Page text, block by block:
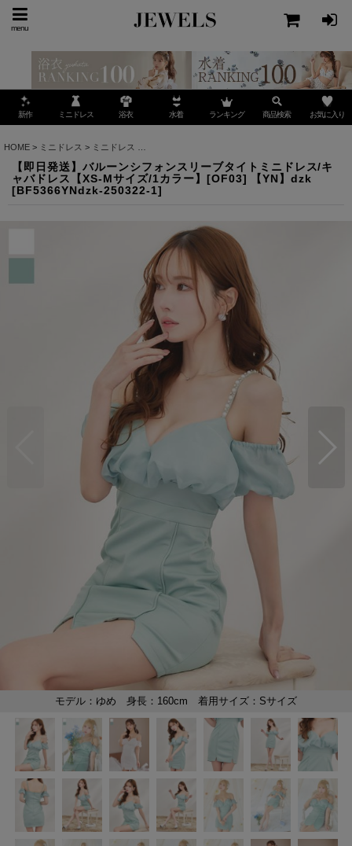
menu
新作 ミニドレス 浴衣 水着 ランキング 商品検索 お気に入り
HOME > ミニドレス > ミニドレス
【即日発送】バルーンシフォンスリーブタイトミニドレス/キ
ャバドレス【XS-Mサイズ/1カラー】[OF03] 【YN】dzk
[BF5366YNdzk-250322-1]